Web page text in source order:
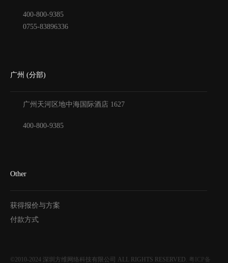
400-800-9385
0755-83896336
广州 (分部)
广州天河区地中海国际酒店 1627
400-800-9385
Other
获得报价与方案
付款方式
©2010-2024 深圳方维网络科技有限公司 ALL RIGHTS RESERVED. 粤ICP备